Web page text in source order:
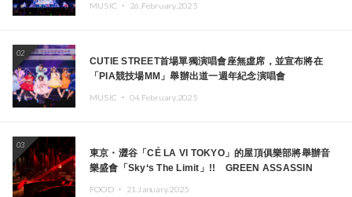
MUSIC ・ 26.February.2025
02
CUTIE STREET首場單獨演唱會座無虛席，並宣布將在
「PIA競技場MM」舉辦出道一週年紀念演唱會
MUSIC ・ 04.February.2025
03
東京・澀谷「CÉ LA VI TOKYO」的屋頂俱樂部將舉辦音
樂盛會「Sky‘s The Limit」!! GREEN ASSASSIN
FOOD ・ 21.January.2025